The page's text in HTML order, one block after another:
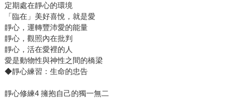
定期處在靜心的環境
「臨在」美好喜悅，就是愛
靜心，運轉豐沛愛的能量
靜心，觀照內在批判
靜心，活在愛裡的人
愛是動物性與神性之間的橋梁
◆靜心練習：生命的忠告
靜心修練4 擁抱自己的獨一無二